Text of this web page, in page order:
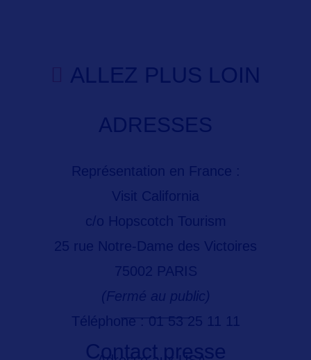
ALLEZ PLUS LOIN
ADRESSES
Représentation en France :
Visit California
c/o Hopscotch Tourism
25 rue Notre-Dame des Victoires
75002 PARIS
(Fermé au public)
Téléphone : 01 53 25 11 11
Contact presse